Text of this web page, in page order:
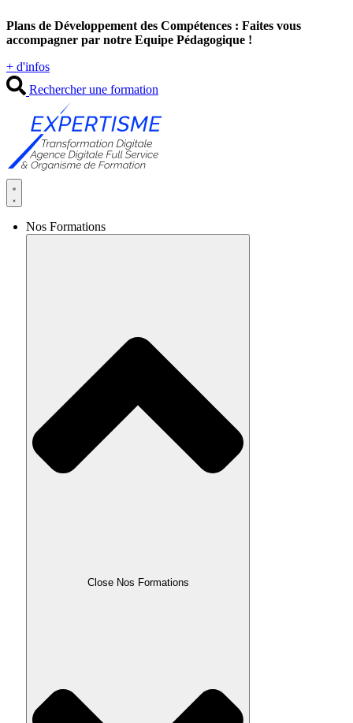
au
contenu
Plans de Développement des Compétences : Faites vous
accompagner par notre Equipe Pédagogique !
+ d'infos
Rechercher une formation
Nos Formations
Close Nos Formations